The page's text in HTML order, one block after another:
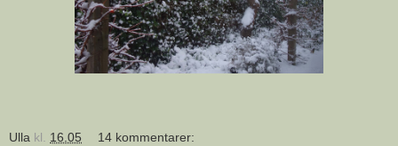
Ulla kl. 16.05 14 kommentarer: